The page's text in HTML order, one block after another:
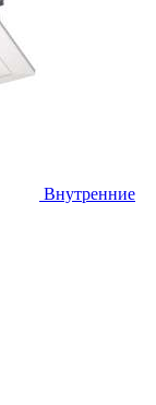
Внутренние